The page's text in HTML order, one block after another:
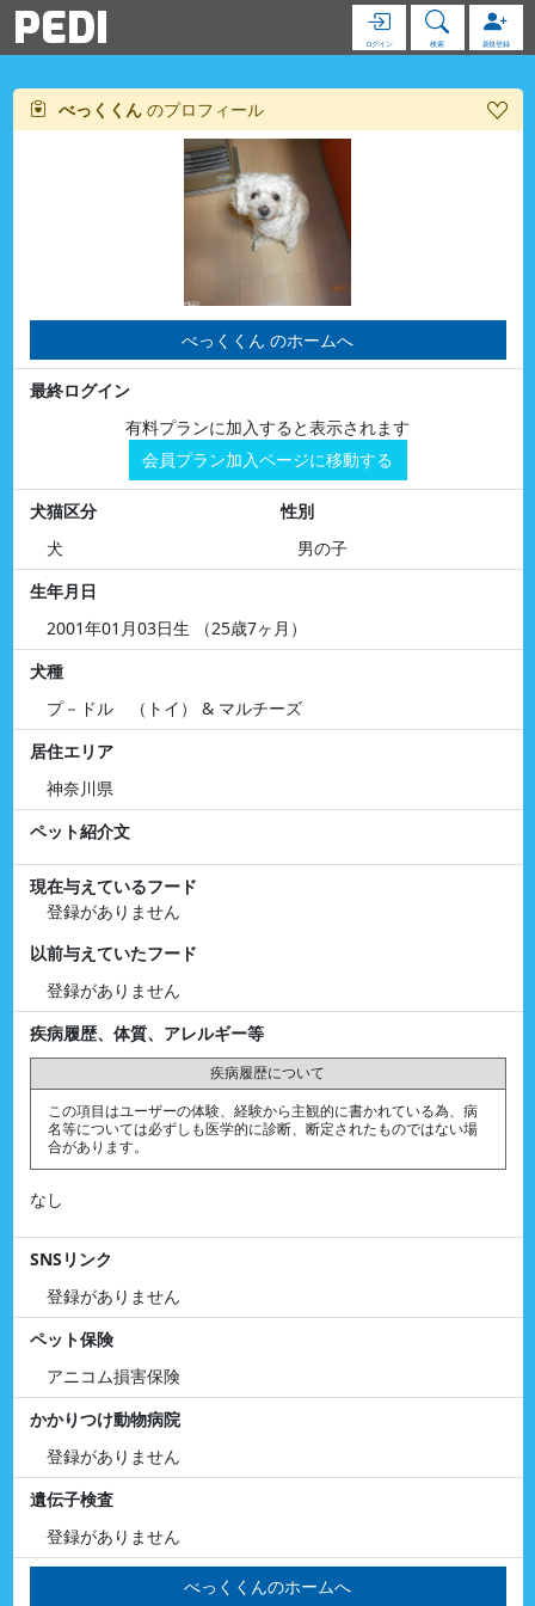
PEDI ログイン 検索 新規登録
べっくくん のプロフィール
べっくくん のホームへ
最終ログイン
有料プランに加入すると表示されます
会員プラン加入ページに移動する
犬猫区分
犬
性別
男の子
生年月日
2001年01月03日生 （25歳7ヶ月）
犬種
プ－ドル （トイ） & マルチーズ
居住エリア
神奈川県
ペット紹介文
現在与えているフード
登録がありません
以前与えていたフード
登録がありません
疾病履歴、体質、アレルギー等
疾病履歴について
この項目はユーザーの体験、経験から主観的に書かれている為、病
名等については必ずしも医学的に診断、断定されたものではない場
合があります。
なし
SNSリンク
登録がありません
ペット保険
アニコム損害保険
かかりつけ動物病院
登録がありません
遺伝子検査
登録がありません
べっくくんのホームへ